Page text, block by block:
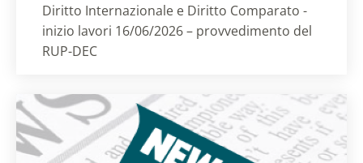
Diritto Internazionale e Diritto Comparato -
inizio lavori 16/06/2026 – provvedimento del
RUP-DEC